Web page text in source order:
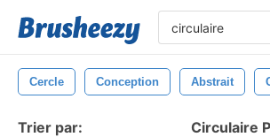
Cercle Conception Abstrait
Trier par: Circulaire